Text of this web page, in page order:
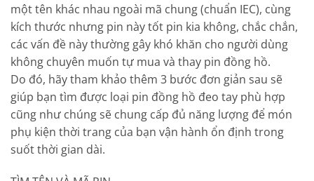
một tên khác nhau ngoài mã chung (chuẩn IEC), cùng
kích thước nhưng pin này tốt pin kia không, chắc chắn,
các vấn đề này thường gây khó khăn cho người dùng
không chuyên muốn tự mua và thay pin đồng hồ.
Do đó, hãy tham khảo thêm 3 bước đơn giản sau sẽ
giúp bạn tìm được loại pin đồng hồ đeo tay phù hợp
cũng như chúng sẽ chung cấp đủ năng lượng để món
phụ kiện thời trang của bạn vận hành ổn định trong
suốt thời gian dài.